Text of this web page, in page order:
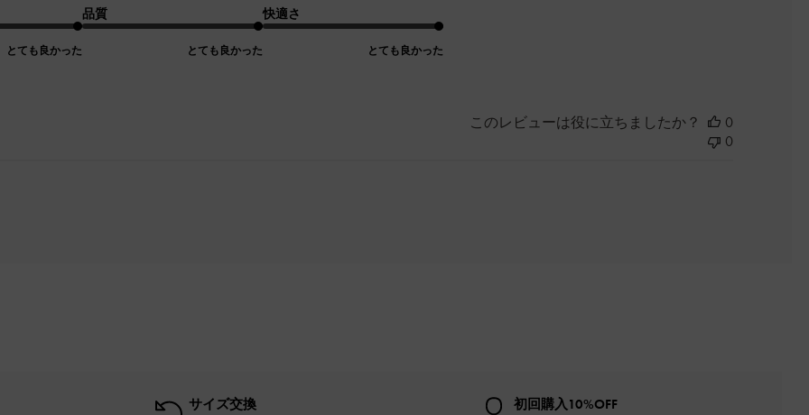
とても良かった
品質
とても良かった
快適さ
とても良かった
このレビューは役に立ちましたか？
0
0
サイズ交換
初回購入10%OFF